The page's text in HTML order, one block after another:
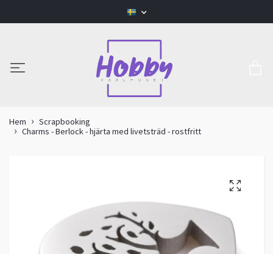
Hem
Scrapbooking
Charms - Berlock - hjärta med livetsträd - rostfritt